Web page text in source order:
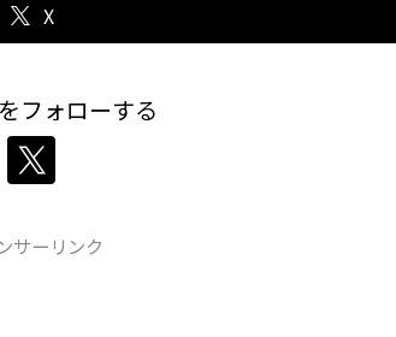
X
フォローする
サーリンク